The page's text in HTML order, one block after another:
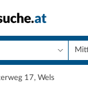
17, Wels